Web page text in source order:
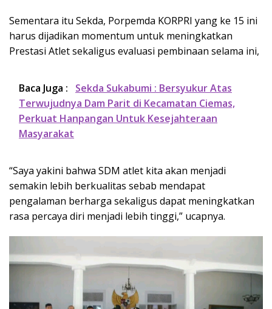
Sementara itu Sekda, Porpemda KORPRI yang ke 15 ini
harus dijadikan momentum untuk meningkatkan
Prestasi Atlet sekaligus evaluasi pembinaan selama ini,
Baca Juga :
Sekda Sukabumi : Bersyukur Atas
Terwujudnya Dam Parit di Kecamatan Ciemas,
Perkuat Hanpangan Untuk Kesejahteraan
Masyarakat
“Saya yakini bahwa SDM atlet kita akan menjadi
semakin lebih berkualitas sebab mendapat
pengalaman berharga sekaligus dapat meningkatkan
rasa percaya diri menjadi lebih tinggi,” ucapnya.